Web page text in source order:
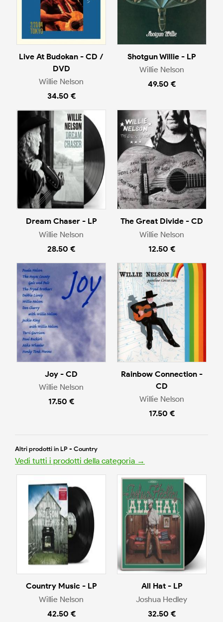
Live At Budokan - CD /
DVD
Willie Nelson
34.50 €
Shotgun Willie - LP
Willie Nelson
49.50 €
Dream Chaser - LP
Willie Nelson
28.50 €
The Great Divide - CD
Willie Nelson
12.50 €
Joy - CD
Willie Nelson
17.50 €
Rainbow Connection -
CD
Willie Nelson
17.50 €
Altri prodotti in LP - Country
Vedi tutti i prodotti della categoria →
Country Music - LP
Willie Nelson
42.50 €
All Hat - LP
Joshua Hedley
32.50 €